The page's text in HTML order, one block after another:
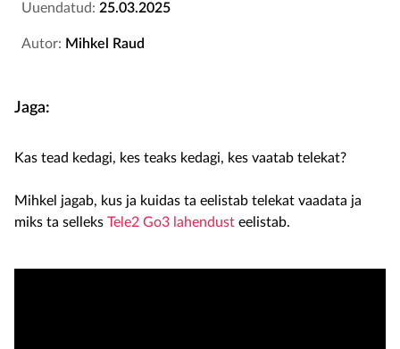
Uuendatud: 25.03.2025
Autor: Mihkel Raud
Jaga:
Kas tead kedagi, kes teaks kedagi, kes vaatab telekat?
Mihkel jagab, kus ja kuidas ta eelistab telekat vaadata ja
miks ta selleks Tele2 Go3 lahendust eelistab.